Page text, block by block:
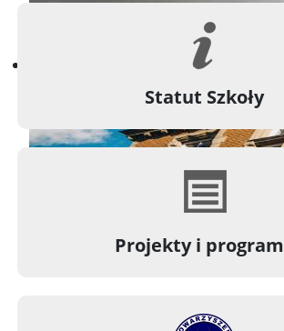
Statut Szkoły
Projekty i